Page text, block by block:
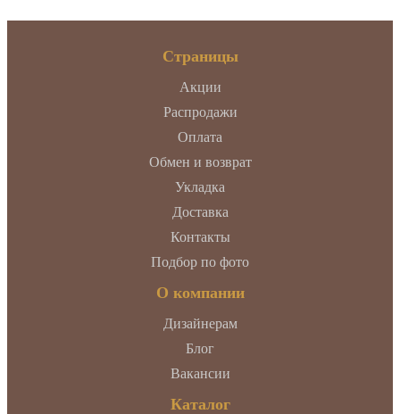
Страницы
Акции
Распродажи
Оплата
Обмен и возврат
Укладка
Доставка
Контакты
Подбор по фото
О компании
Дизайнерам
Блог
Вакансии
Каталог